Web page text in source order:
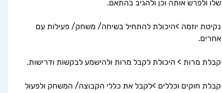
שלו ולפרש אותה וכן ולהגיב בהתאם.
נקיטת יוזמה >היכולת להתחיל בשיחה/ משחק/ פעילות עם
אחרים.
קבלת מרות > היכולת לקבל מרות ולהישמע לבקשות ודרישות.
קבלת חוקים וכללים >לקבל את כללי הקבוצה/ המשחק ולפעול